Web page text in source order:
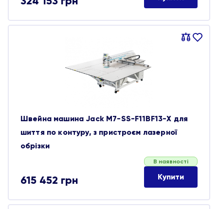
Порівняти
В
Швейна машина Jack M7-SS-F11BF13-X для
шиття по контуру, з пристроєм лазерної
обрізки
615 452 грн
В наявності
Купити